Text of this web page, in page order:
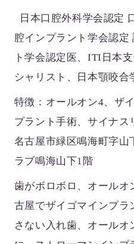
日本口腔外科学会認定
腔インプラント学会認定
ト学会認定医、ITI日本
シャリスト、日本顎咬合
特徴：オールオン4、ザ
プラント手術、サイナス
名古屋市緑区鳴海町字山
ラブ鳴海山下1階
歯がボロボロ、オールオ
古屋でザイゴマインプラ
さない入れ歯、オール